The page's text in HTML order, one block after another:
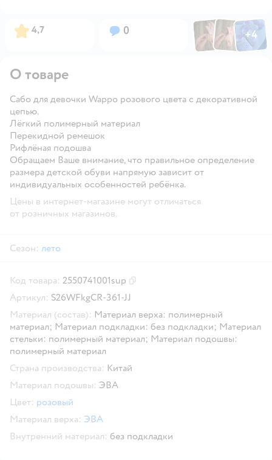
Рейтинг:
4,7 Вопросов:
0 ФотоФотоФото
+4
Открыть
О товаре
Сабо для девочки Wappo розового цвета с декоративной
цепью.
Лёгкий полимерный материал
Перекидной ремешок
Рифлёная подошва
Обращаем Ваше внимание, что правильное определение
размера детской обуви напрямую зависит от
индивидуальных особенностей ребёнка.
Цены в интернет-магазине могут отличаться
от розничных магазинов.
Сезон: лето
Код товара: 2550741001sup
Артикул: S26WFkgCR-361-JJ
Материал (состав): Материал верха: полимерный
материал; Материал подкладки: без подкладки; Материал
стельки: полимерный материал; Материал подошвы:
полимерный материал
Страна производства: Китай
Материал подошвы: ЭВА
Цвет: розовый
Материал верха: ЭВА
Внутренний материал: без подкладки